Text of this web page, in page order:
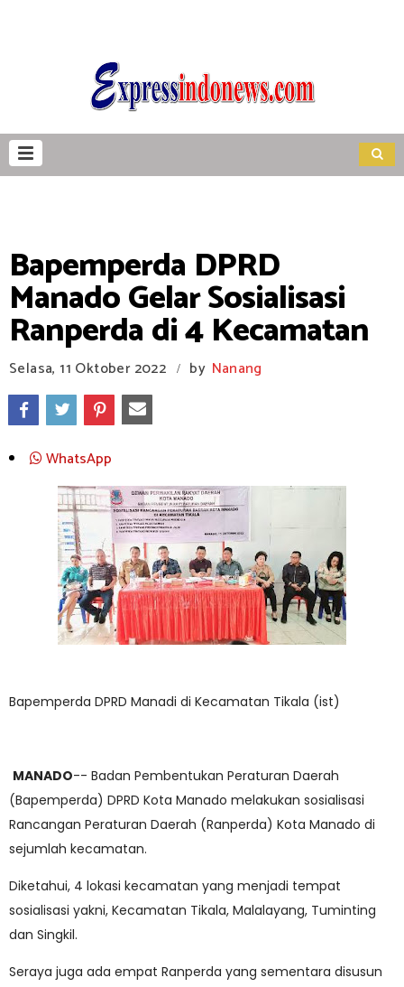
Bapemperda DPRD
Manado Gelar Sosialisasi
Ranperda di 4 Kecamatan
Selasa, 11 Oktober 2022 / by Nanang
WhatsApp
Bapemperda DPRD Manadi di Kecamatan Tikala (ist)
MANADO-- Badan Pembentukan Peraturan Daerah
(Bapemperda) DPRD Kota Manado melakukan sosialisasi
Rancangan Peraturan Daerah (Ranperda) Kota Manado di
sejumlah kecamatan.
Diketahui, 4 lokasi kecamatan yang menjadi tempat
sosialisasi yakni, Kecamatan Tikala, Malalayang, Tuminting
dan Singkil.
Seraya juga ada empat Ranperda yang sementara disusun